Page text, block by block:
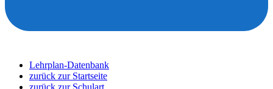
Lehrplan-Datenbank
zurück zur Startseite
zurück zur Schulart